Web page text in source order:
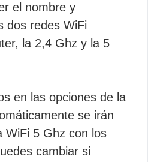
el nombre y
dos redes WiFi
la 2,4 Ghz y la 5
en las opciones de la
se irán
WiFi 5 Ghz con los
cambiar si